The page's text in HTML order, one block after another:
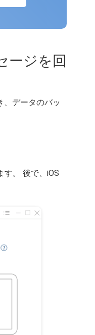
ージを回
、データのバッ
す。 後で、iOS